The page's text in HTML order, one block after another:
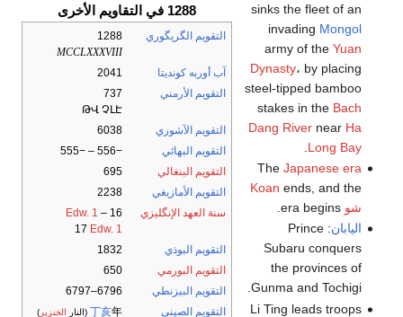
1288 في التقاويم الأخرى
التقويم الگريگوري
1288
MCCLXXXVIII
آب أوربه كونديتا
2041
التقويم الأرمني
737
ԹՎ ՉԼԷ
التقويم الآشوري
6038
التقويم البهائي
−556 – −555
التقويم البنغالي
695
التقويم الأمازيغي
2238
سنة العهد الإنگليزي
16
Edw. 1 –
17 Edw. 1
التقويم البوذي
1832
التقويم البورمي
650
التقويم البيزنطي
6796–6797
التقويم الصيني
丁亥年 (النار الخنزير )
sinks the fleet of an
invading Mongol
army of the Yuan
Dynasty، by placing
steel-tipped bamboo
stakes in the Bach
Dang Rivernear Ha
Long Bay
The Japanese era
Koan ends, and the
شو era begins.
اليابان : Prince
Subaru conquers
the provinces of
Gunma and Tochigi.
Li Ting leads troops